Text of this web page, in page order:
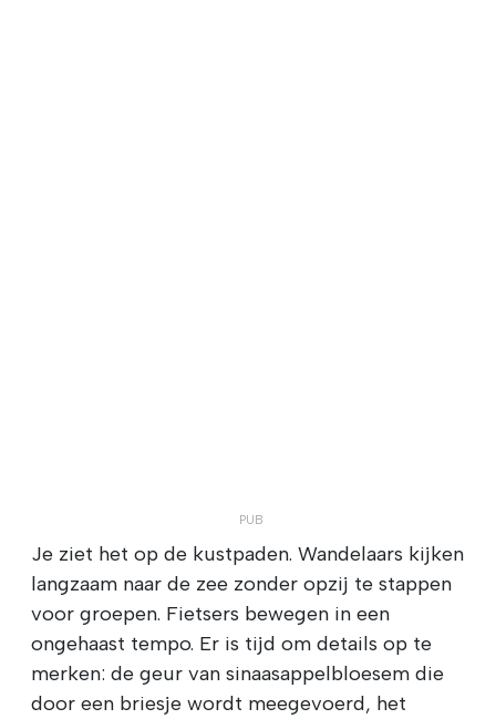
Je ziet het op de kustpaden. Wandelaars kijken
langzaam naar de zee zonder opzij te stappen
voor groepen. Fietsers bewegen in een
ongehaast tempo. Er is tijd om details op te
merken: de geur van sinaasappelbloesem die
door een briesje wordt meegevoerd, het